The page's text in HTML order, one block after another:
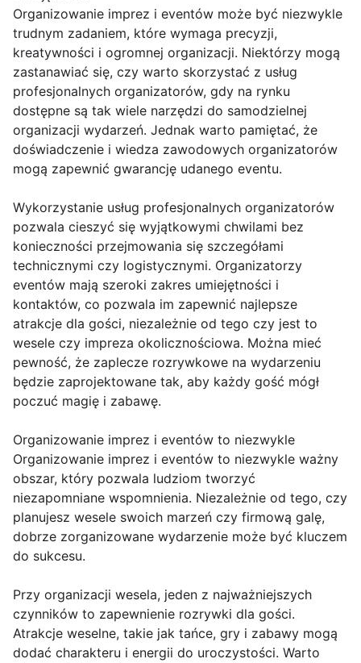
Organizowanie imprez i eventów może być niezwykle
trudnym zadaniem, które wymaga precyzji,
kreatywności i ogromnej organizacji. Niektórzy mogą
zastanawiać się, czy warto skorzystać z usług
profesjonalnych organizatorów, gdy na rynku
dostępne są tak wiele narzędzi do samodzielnej
organizacji wydarzeń. Jednak warto pamiętać, że
doświadczenie i wiedza zawodowych organizatorów
mogą zapewnić gwarancję udanego eventu.
Wykorzystanie usług profesjonalnych organizatorów
pozwala cieszyć się wyjątkowymi chwilami bez
konieczności przejmowania się szczegółami
technicznymi czy logistycznymi. Organizatorzy
eventów mają szeroki zakres umiejętności i
kontaktów, co pozwala im zapewnić najlepsze
atrakcje dla gości, niezależnie od tego czy jest to
wesele czy impreza okolicznościowa. Można mieć
pewność, że zaplecze rozrywkowe na wydarzeniu
będzie zaprojektowane tak, aby każdy gość mógł
poczuć magię i zabawę.
Organizowanie imprez i eventów to niezwykle
Organizowanie imprez i eventów to niezwykle ważny
obszar, który pozwala ludziom tworzyć
niezapomniane wspomnienia. Niezależnie od tego, czy
planujesz wesele swoich marzeń czy firmową galę,
dobrze zorganizowane wydarzenie może być kluczem
do sukcesu.
Przy organizacji wesela, jeden z najważniejszych
czynników to zapewnienie rozrywki dla gości.
Atrakcje weselne, takie jak tańce, gry i zabawy mogą
dodać charakteru i energii do uroczystości. Warto